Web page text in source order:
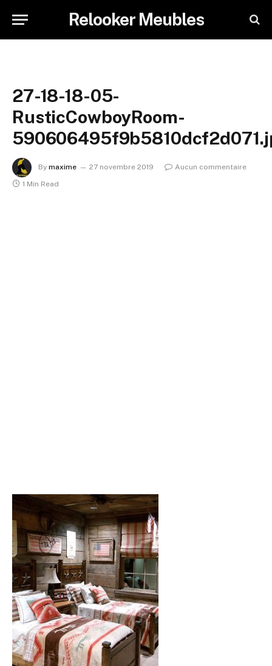
Relooker Meubles
27-18-18-05-
RusticCowboyRoom-
By maxime 27 novembre 2019
Aucun commentaire
1 Min Read